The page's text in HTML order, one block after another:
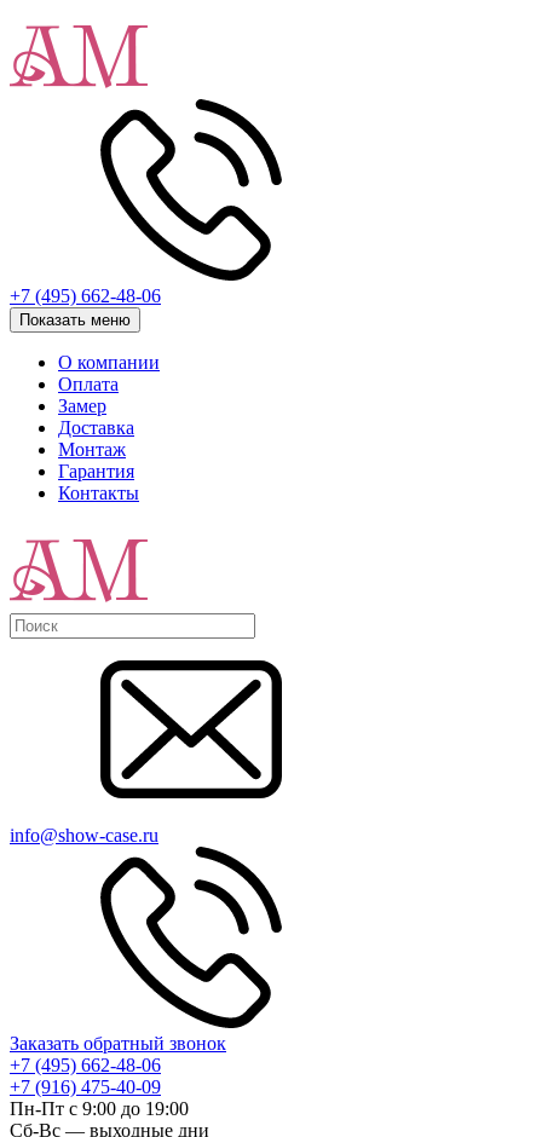
+7 (495) 662-48-06
Показать меню
О компании
Оплата
Замер
Доставка
Монтаж
Гарантия
Контакты
info@show-case.ru
Заказать обратный звонок
+7 (495) 662-48-06
+7 (916) 475-40-09
Пн-Пт с 9:00 до 19:00
Сб-Вс — выходные дни